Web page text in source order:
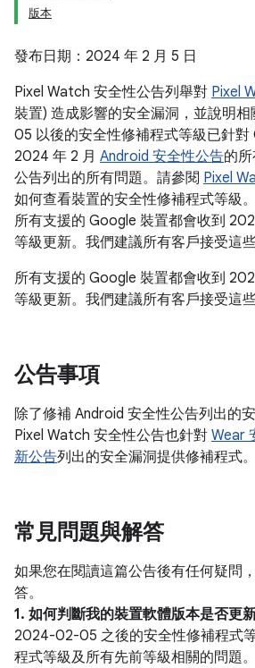
版本
發布日期：2024 年 2 月 5 日
Pixel Watch 安全性公告列舉對 Pixel
裝置) 造成影響的安全漏洞，並說明
05 以後的安全性修補程式等級已針對
2024 年 2 月 Android 安全性公告的
公告列出的所有問題。請參閱 Pixel
如何查看裝置的安全性修補程式等級。
所有支援的 Google 裝置都會收到
等級更新。我們建議所有客戶接受這些
所有支援的 Google 裝置都會收到
等級更新。我們建議所有客戶接受這些
公告事項
除了修補 Android 安全性公告列出的
Pixel Watch 安全性公告也針對 Wear
新公告列出的安全漏洞提供修補程式。
常見問題與解答
如果您在閱讀這篇公告後有任何疑問
答。
1. 如何判斷我的裝置軟體版本是否更
2024-02-05 之後的安全性修補程式
程式等級及所有先前等級相關的問題